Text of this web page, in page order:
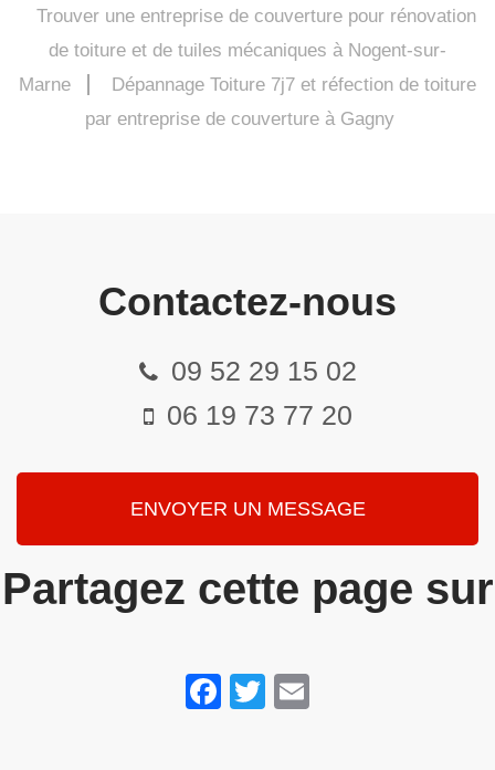
Trouver une entreprise de couverture pour rénovation
de toiture et de tuiles mécaniques à Nogent-sur-
Marne
Dépannage Toiture 7j7 et réfection de toiture
par entreprise de couverture à Gagny
Contactez-nous
09 52 29 15 02
06 19 73 77 20
ENVOYER UN MESSAGE
Partagez cette page sur
Facebook
Twitter